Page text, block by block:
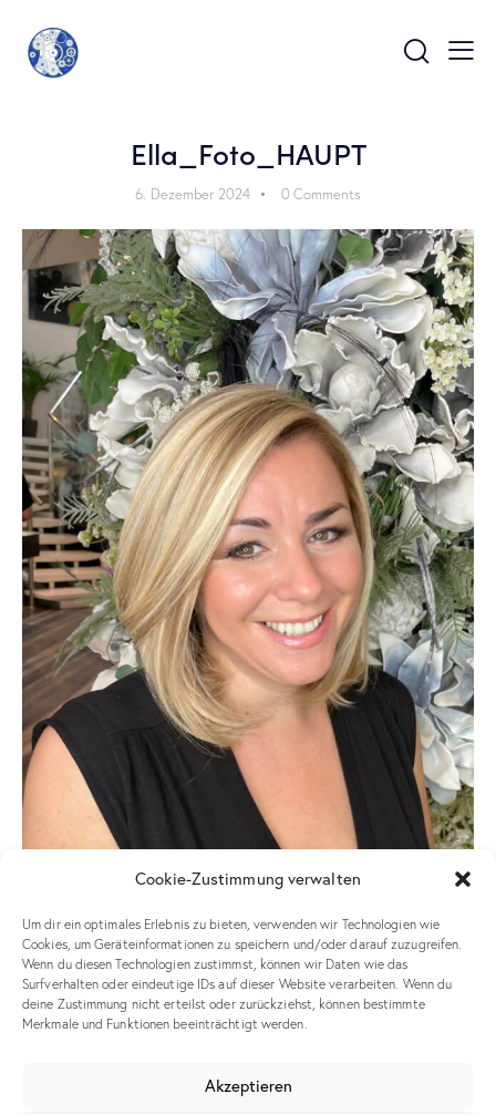
Cookie-Zustimmung verwalten
Um dir ein optimales Erlebnis zu bieten, verwenden wir Technologien wie
Cookies, um Geräteinformationen zu speichern und/oder darauf zuzugreifen.
Wenn du diesen Technologien zustimmst, können wir Daten wie das
Surfverhalten oder eindeutige IDs auf dieser Website verarbeiten. Wenn du
deine Zustimmung nicht erteilst oder zurückziehst, können bestimmte
Merkmale und Funktionen beeinträchtigt werden.
Akzeptieren
Ella_Foto_HAUPT
6. Dezember 2024 0 Comments
Projektmanagement J.